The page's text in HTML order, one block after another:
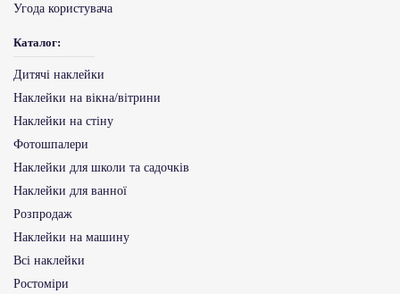
Угода користувача
Каталог:
Дитячі наклейки
Наклейки на вікна/вітрини
Наклейки на стіну
Фотошпалери
Наклейки для школи та садочків
Наклейки для ванної
Розпродаж
Наклейки на машину
Всі наклейки
Ростоміри